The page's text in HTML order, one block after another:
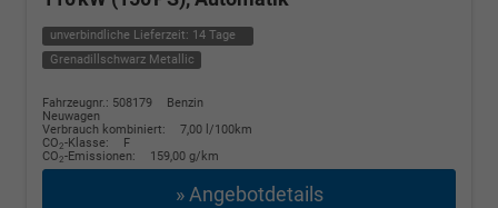
unverbindliche Lieferzeit: 14 Tage
Grenadillschwarz Metallic
Fahrzeugnr.: 508179
Benzin
Neuwagen
Verbrauch kombiniert:
7,00 l/100km
CO2-Klasse:
F
CO2-Emissionen: 159,00 g/km
» Angebotdetails